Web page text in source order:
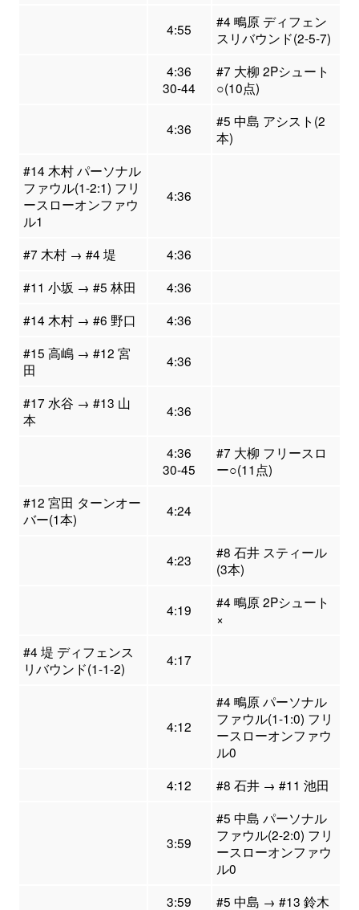
4:55
#4 鴫原 ディフェン
スリバウンド(2-5-7)
4:36
30-44
#7 大柳 2Pシュート
○(10点)
4:36
#5 中島 アシスト(2
本)
#14 木村 パーソナル
ファウル(1-2:1) フリ
ースローオンファウ
ル1
4:36
#7 木村 → #4 堤
4:36
#11 小坂 → #5 林田
4:36
#14 木村 → #6 野口
4:36
#15 高嶋 → #12 宮
田
4:36
#17 水谷 → #13 山
本
4:36
4:36
30-45
#7 大柳 フリースロ
ー○(11点)
#12 宮田 ターンオー
バー(1本)
4:24
4:23
#8 石井 スティール
(3本)
4:19
#4 鴫原 2Pシュート
×
#4 堤 ディフェンス
リバウンド(1-1-2)
4:17
4:12
#4 鴫原 パーソナル
ファウル(1-1:0) フリ
ースローオンファウ
ル0
4:12
#8 石井 → #11 池田
3:59
#5 中島 パーソナル
ファウル(2-2:0) フリ
ースローオンファウ
ル0
3:59
#5 中島 → #13 鈴木